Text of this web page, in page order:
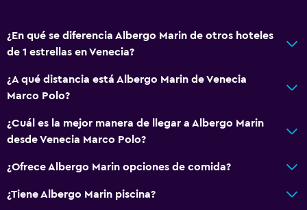
Papeleras
Habitaciones familiares
Vista al patio interior
Vista a una calle tranquila
¿En qué se diferencia Albergo Marin de otros hoteles
de 1 estrellas en Venecia?
¿A qué distancia está Albergo Marin de Venecia
Marco Polo?
¿Cuál es la mejor manera de llegar a Albergo Marin
desde Venecia Marco Polo?
¿Ofrece Albergo Marin opciones de comida?
¿Tiene Albergo Marin piscina?